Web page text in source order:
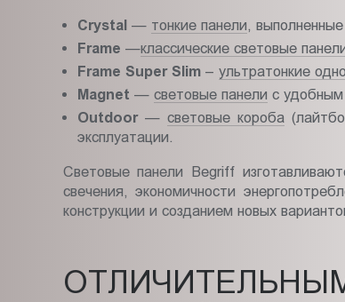
Crystal — тонкие панели, выполненные
Frame —классические световые
Frame Super Slim– ультратонкие
Magnet — световые панели с удобным
Outdoor— световые короба
эксплуатации.
Световые панели Begriff
свечения, экономичности
конструкции и созданием новых